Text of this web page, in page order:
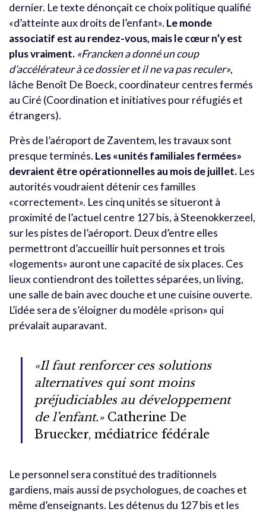
dernier. Le texte dénonçait ce choix politique qualifié
«d’atteinte aux droits de l’enfant». Le monde
associatif est au rendez-vous, mais le cœur n’y est
plus vraiment. «Francken a donné un coup
d’accélérateur à ce dossier et il ne va pas reculer»,
lâche Benoît De Boeck, coordinateur centres fermés
au Ciré (Coordination et initiatives pour réfugiés et
étrangers).
Près de l’aéroport de Zaventem, les travaux sont
presque terminés. Les «unités familiales fermées»
devraient être opérationnelles au mois de juillet. Les
autorités voudraient détenir ces familles
«correctement». Les cinq unités se situeront à
proximité de l’actuel centre 127 bis, à Steenokkerzeel,
sur les pistes de l’aéroport. Deux d’entre elles
permettront d’accueillir huit personnes et trois
«logements» auront une capacité de six places. Ces
lieux contiendront des toilettes séparées, un living,
une salle de bain avec douche et une cuisine ouverte.
L’idée sera de s’éloigner du modèle «prison» qui
prévalait auparavant.
«Il faut renforcer ces solutions
alternatives qui sont moins
préjudiciables au développement
de l’enfant.»Catherine De
Bruecker, médiatrice fédérale
Le personnel sera constitué des traditionnels
gardiens, mais aussi de psychologues, de coaches et
même d’enseignants. Les détenus du 127 bis et les